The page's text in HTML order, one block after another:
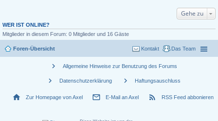
Gehe zu
WER IST ONLINE?
Mitglieder in diesem Forum: 0 Mitglieder und 16 Gäste
Foren-Übersicht Das Team
Kontakt
chevron_right Allgemeine Hinweise zur Benutzung des Forums
chevron_right Datenschutzerklärung chevron_right Haftungsauschluss
home Zur Homepage von Axel mail_outline E-Mail an Axel rss_feed RSS Feed abbonieren